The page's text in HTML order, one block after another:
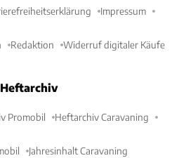
Impressum
Redaktion Widerruf digitaler Käufe
Heftarchiv
Promobil Heftarchiv Caravaning
Jahresinhalt Caravaning